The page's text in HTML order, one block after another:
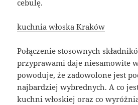
cebulę.
kuchnia włoska Kraków
Połączenie stosownych
przyprawami daje niesamowite
powoduje, że zadowolone jest
najbardziej wybrednych. A co
kuchni włoskiej oraz co